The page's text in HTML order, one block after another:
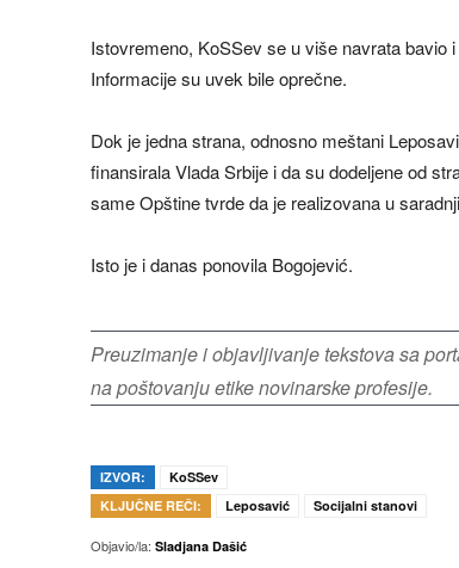
Istovremeno, KoSSev se u više navrata bavio
Informacije su uvek bile oprečne.
Dok je jedna strana, odnosno meštani
finansirala Vlada Srbije i da su dodeljene od
same Opštine tvrde da je realizovana u
Isto je i danas ponovila Bogojević.
Preuzimanje i objavljivanje tekstova sa
na poštovanju etike novinarske profesije.
IZVOR:
KoSSev
KLJUČNE REČI:
Leposavić Socijalni stanovi
Objavio/la: Sladjana Dašić